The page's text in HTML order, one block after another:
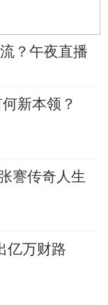
？午夜直播
新本领？
謇传奇人生
亿万财路